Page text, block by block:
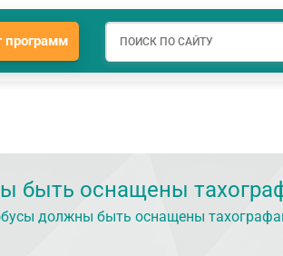
Главная О компании
программ
быть оснащены
должны быть оснащены